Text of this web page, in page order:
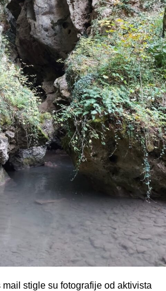
stigle su fotografije od aktivista